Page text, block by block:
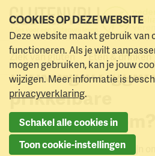
Naar menu Naar hoofdinhoud
Ziek van gluten Eten & drinken
tarwe-
prikkelbare
darmsyndroom?
Het kan in de praktijk lastig zijn
COOKIES OP DEZE WEBSITE
Deze website maakt gebruik van
functioneren. Als je wilt
mogen gebruiken, kan je jouw
wijzigen. Meer informatie is
privacyverklaring.
Schakel alle cookies in
Toon cookie-instellingen